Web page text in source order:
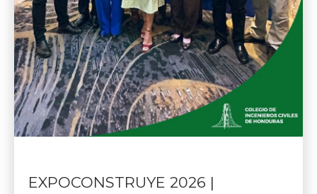
EXPOCONSTRUYE 2026 |